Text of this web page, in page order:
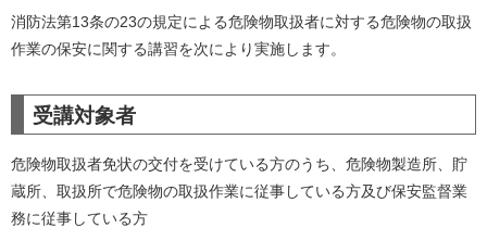
消防法第13条の23の規定による危険物取扱者に対する危険物の取扱
作業の保安に関する講習を次により実施します。
受講対象者
危険物取扱者免状の交付を受けている方のうち、危険物製造所、貯
蔵所、取扱所で危険物の取扱作業に従事している方及び保安監督業
務に従事している方